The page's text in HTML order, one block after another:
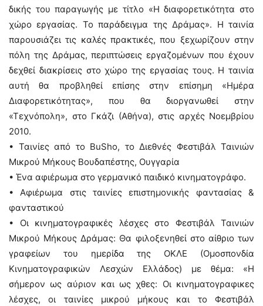
δικής του παραγωγής με τίτλο «Η διαφορετικότητα στο
χώρο εργασίας. Το παράδειγμα της Δράμας». Η ταινία
παρουσιάζει τις καλές πρακτικές, που ξεχωρίζουν στην
πόλη της Δράμας, περιπτώσεις εργαζομένων που έχουν
δεχθεί διακρίσεις στο χώρο της εργασίας τους. Η ταινία
αυτή θα προβληθεί επίσης στην επίσημη «Ημέρα
Διαφορετικότητας», που θα διοργανωθεί στην
«Τεχνόπολη», στο Γκάζι (Αθήνα), στις αρχές Νοεμβρίου
2010.
• Ταινίες από το BuSho, το Διεθνές Φεστιβάλ Ταινιών
Μικρού Μήκους Βουδαπέστης, Ουγγαρία
• Ένα αφιέρωμα στο γερμανικό παιδικό κινηματογράφο.
• Αφιέρωμα στις ταινίες επιστημονικής φαντασίας &
φανταστικού
• Οι κινηματογραφικές λέσχες στο Φεστιβάλ Ταινιών
Μικρού Μήκους Δράμας: Θα φιλοξενηθεί στο αίθριο των
γραφείων του ημερίδα της ΟΚΛΕ (Ομοσπονδία
Κινηματογραφικών Λεσχών Ελλάδος) με θέμα: «Η
σήμερον ως αύριον και ως χθες: Οι κινηματογραφικες
λέσχες, οι ταινίες μικρού μήκους και το Φεστιβάλ